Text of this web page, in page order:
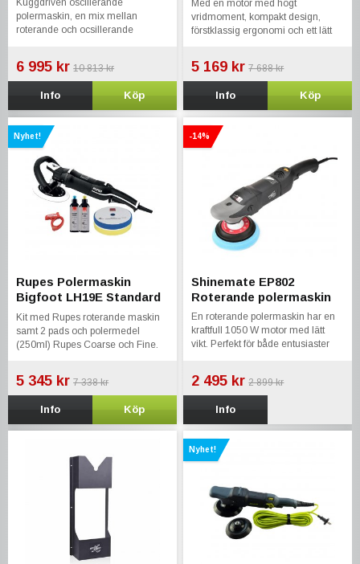
Kuggdriven oscillerande
polermaskin, en mix mellan
roterande och ocsillerande
avtryckare
6 995 kr 10 813 kr
Info Köp
Med en motor med högt
vridmoment, kompakt design,
förstklassig ergonomi och ett lätt
roterande polermaskinerna på
5 169 kr 7 688 kr
Info Köp
Nyhet!
Rupes Polermaskin
Bigfoot LH19E Standard
Kit
Kit med Rupes roterande maskin
samt 2 pads och polermedel
(250ml) Rupes Coarse och Fine.
5 345 kr 7 338 kr
Info Köp
-14%
Shinemate EP802
Roterande polermaskin
En roterande polermaskin har en
kraftfull 1050 W motor med lätt
vikt. Perfekt för både entusiaster
2 495 kr 2 899 kr
Info
Nyhet!